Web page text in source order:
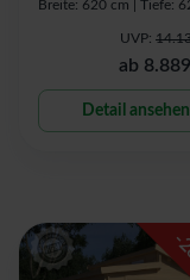
Breite: 620 cm | Tiefe:
UVP:
ab
Detail ansehen
-